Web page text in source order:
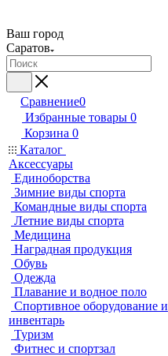
Ваш город
Саратов
Сравнение0
Избранные товары 0
Корзина 0
Каталог
Аксессуары
Единоборства
Зимние виды спорта
Командные виды спорта
Летние виды спорта
Медицина
Наградная продукция
Обувь
Одежда
Плавание и водное поло
Спортивное оборудование и
инвентарь
Туризм
Фитнес и спортзал